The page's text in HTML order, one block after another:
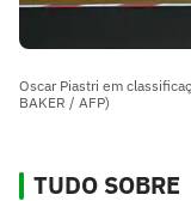
Oscar Piastri em
BAKER / AFP)
TUDO SOBRE